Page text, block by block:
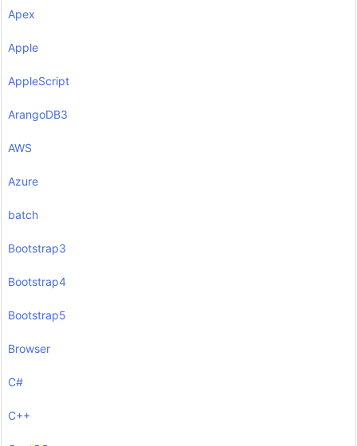
Apex
Apple
AppleScript
ArangoDB3
AWS
Azure
batch
Bootstrap3
Bootstrap4
Bootstrap5
Browser
C#
C++